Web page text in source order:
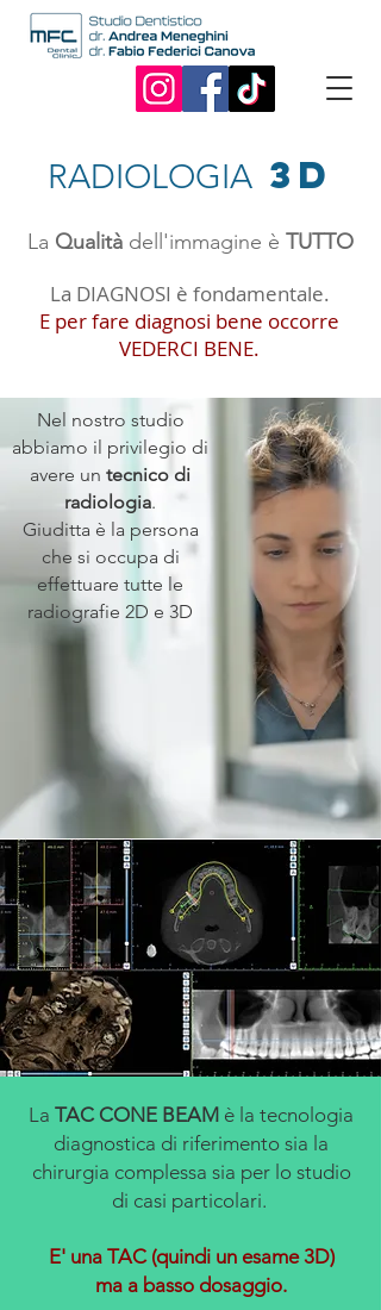
RADIOLOGIA 3D
La Qualità dell'immagine è TUTTO
La DIAGNOSI è fondamentale.
E per fare diagnosi bene occorre
VEDERCI BENE.
Nel nostro studio
abbiamo il privilegio di
avere un tecnico di
radiologia.
Giuditta è la persona
che si occupa di
effettuare tutte le
radiografie 2D e 3D
La TAC CONE BEAM è la tecnologia
diagnostica di riferimento sia la
chirurgia complessa sia per lo studio
di casi particolari.
E' una TAC (quindi un esame 3D)
ma a basso dosaggio.